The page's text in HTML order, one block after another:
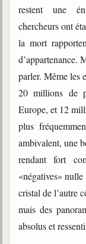
Sujets du
Citations
séance d'aide
Diaporamas
Powerpoints
Enseignement
Cours dispensés au
L'Agora
Posez-nous des
restent une
chercheurs ont
la mort
d’appartenance.
parler. Même les
20 millions de
Europe, et 12
plus
ambivalent, une
rendant fort
«négatives»
cristal de l’autre
mais des
absolus et